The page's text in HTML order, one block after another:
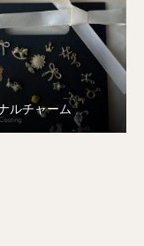
ルチャーム